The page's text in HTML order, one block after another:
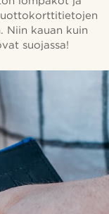
Niin kauan kuin
suojassa!